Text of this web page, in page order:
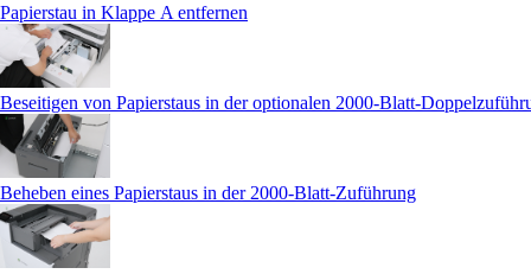
Papierstau in Klappe A entfernen
Beseitigen von Papierstaus in der optionalen 2000-Blatt-
Beheben eines Papierstaus in der 2000-Blatt-Zuführung